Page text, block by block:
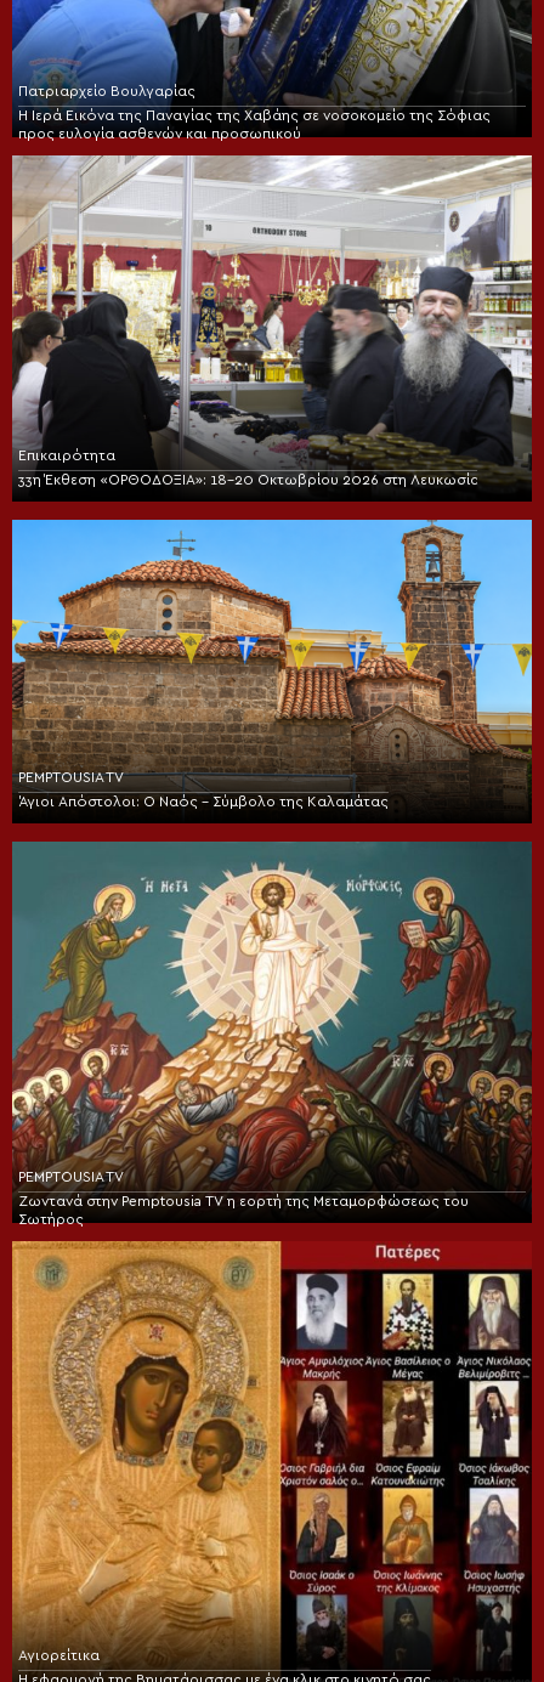
Πατριαρχείο Βουλγαρίας
Η Ιερά Εικόνα της Παναγίας της Χαβάης σε νοσοκομείο της Σόφιας
προς ευλογία ασθενών και προσωπικού
Επικαιρότητα
33η Έκθεση «ΟΡΘΟΔΟΞΙΑ»: 18-20 Οκτωβρίου 2026 στη Λευκωσία
PEMPTOUSIA TV
Άγιοι Απόστολοι: Ο Ναός – Σύμβολο της Καλαμάτας
PEMPTOUSIA TV
Ζωντανά στην Pemptousia TV η εορτή της Μεταμορφώσεως του
Σωτήρος
Αγιορείτικα